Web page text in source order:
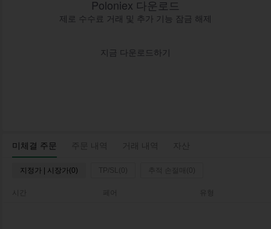
미체결 주문 주문 내역 거래 내역 자산
지정가 | 시장가(0) TP/SL(0) 추적 손절매(0)
시간
Poloniex 다운로드
제로 수수료 거래 및 추가 기능 잠금 해제
지금 다운로드하기